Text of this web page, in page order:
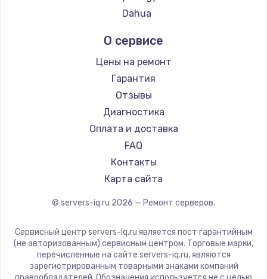
2500 руб.
Заказать
Замена электроконфорки
1300 руб.
Техобслуживание
900 руб.
Заказать
Установка / подключение / демонтаж
Заказать
Прошивка
Dahua
О сервисе
Цены на ремонт
Гарантия
Отзывы
Диагностика
Оплата и доставка
FAQ
Контакты
Карта сайта
© servers-iq.ru 2026 — Ремонт серверов.
Сервисный центр servers-iq.ru является пост гарантийным
(не авторизованным) сервисным центром. Торговые марки,
перечисленные на сайте servers-iq.ru, являются
зарегистрированным товарными знаками компаний